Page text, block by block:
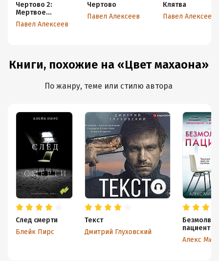
Чертово 2:
Мертвое
городище
Павел Алексеев
Чертово
Павел Алексеев
Клятва
Павел Алексеев
Книги, похожие на «Цвет махаона»
По жанру, теме или стилю автора
След смерти
Блейк Пирс
Текст
Дмитрий Глуховский
пациент